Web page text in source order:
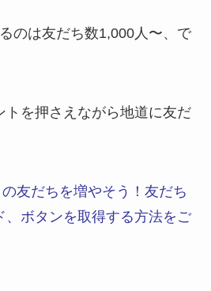
のは友だち数1,000人〜、で
トを押さえながら地道に友だ
友だちを増やそう！友だち
、ボタンを取得する方法をご